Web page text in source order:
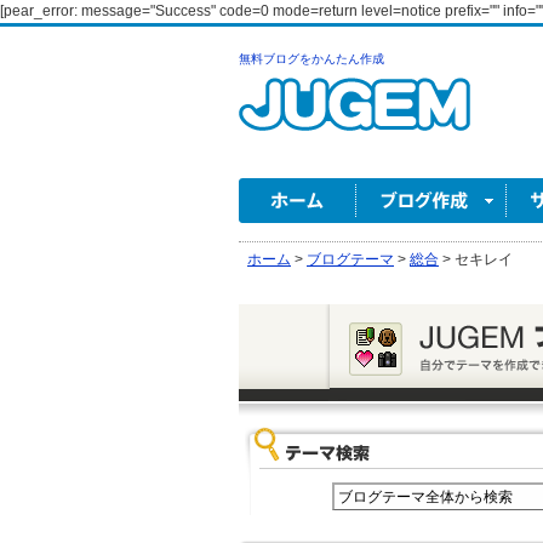
[pear_error: message="Success" code=0 mode=return level=notice prefix=""
無料ブログをかんたん作成
ホーム > ブログテーマ > 総合 > セキレイ